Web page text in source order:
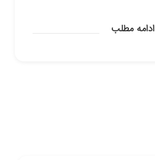
ادامه مطلب